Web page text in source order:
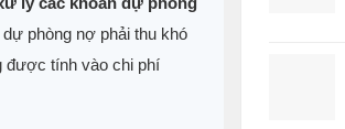
phòng nợ phải thu khó
được tính vào chi phí